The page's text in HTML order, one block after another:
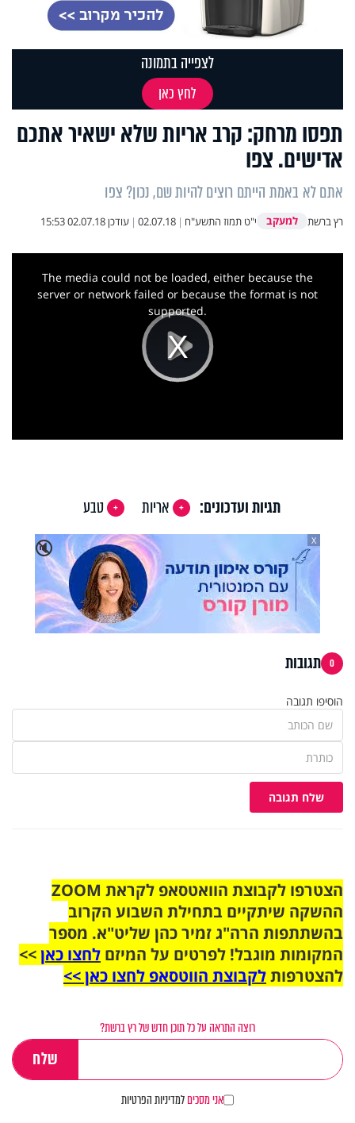
תפסו מרחק: קרב אריות שלא ישאיר אתכם
אדישים. צפו
אתם לא באמת הייתם רוצים להיות שם, נכון? צפו
רץ ברשת למעקב י"ט תמוז התשע"ח |
02.07.18
| עודכן02.07.18 15:53
לצפייה בתמונה
לחץ כאן
Play
The media could not be loaded, either because the
server or network failed or because the format is not
supported.
תגיות ועדכונים: אריות
טבע
🔇
X
0 תגובות
הוסיפו תגובה
שלח תגובה
הצטרפו לקבוצת הוואטסאפ לקראת ZOOM
ההשקה שיתקיים בתחילת השבוע הקרוב
בהשתתפות הרה"ג זמיר כהן שליט"א. מספר
המקומות מוגבל! לפרטים על המיזם לחצו כאן>>
להצטרפותלקבוצת הווטסאפ לחצו כאן >>
רוצה התראה על כל תוכן חדש של רץ ברשת?
אני מסכיםלמדיניות הפרטיות